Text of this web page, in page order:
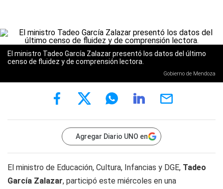
El ministro Tadeo García Zalazar presentó los datos del último
censo de fluidez y de comprensión lectora.
Gobierno de Mendoza
Agregar Diario UNO en
El ministro de Educación, Cultura, Infancias y DGE, Tadeo
García Zalazar, participó este miércoles en una